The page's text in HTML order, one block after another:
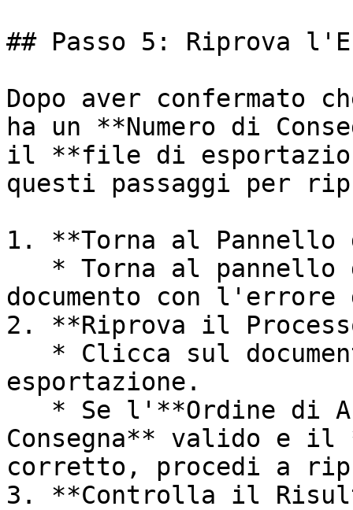
## Passo 5: Riprova
Dopo aver confermato
ha un **Numero di
il **file di
questi passaggi per
1. **Torna al
documento con
2. **Riprova il
esportazione.
Consegna** valido e
corretto, procedi a
3. **Controlla il